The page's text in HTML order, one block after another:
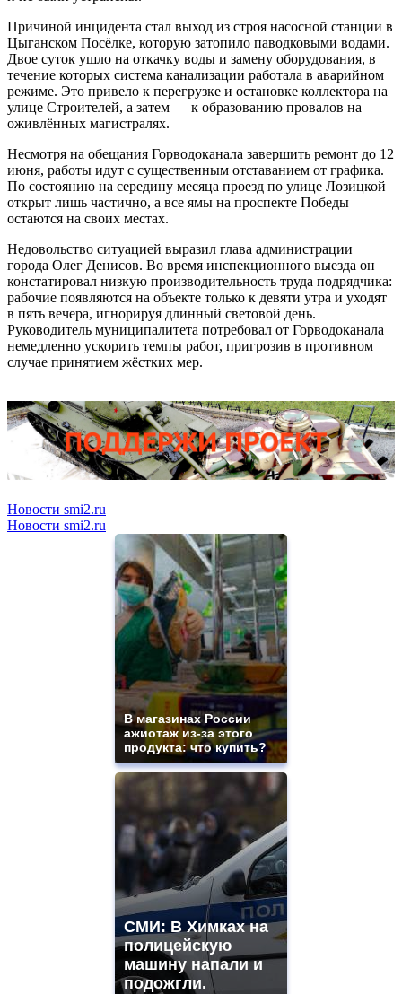
Причиной инцидента стал выход из строя насосной станции в
Цыганском Посёлке, которую затопило паводковыми водами.
Двое суток ушло на откачку воды и замену оборудования, в
течение которых система канализации работала в аварийном
режиме. Это привело к перегрузке и остановке коллектора на
улице Строителей, а затем — к образованию провалов на
оживлённых магистралях.
Несмотря на обещания Горводоканала завершить ремонт до 12
июня, работы идут с существенным отставанием от графика.
По состоянию на середину месяца проезд по улице Лозицкой
открыт лишь частично, а все ямы на проспекте Победы
остаются на своих местах.
Недовольство ситуацией выразил глава администрации
города Олег Денисов. Во время инспекционного выезда он
констатировал низкую производительность труда подрядчика:
рабочие появляются на объекте только к девяти утра и уходят
в пять вечера, игнорируя длинный световой день.
Руководитель муниципалитета потребовал от Горводоканала
немедленно ускорить темпы работ, пригрозив в противном
случае принятием жёстких мер.
Новости smi2.ru
Новости smi2.ru
В магазинах России
ажиотаж из-за этого
продукта: что купить?
СМИ: В Химках на
полицейскую
машину напали и
подожгли.